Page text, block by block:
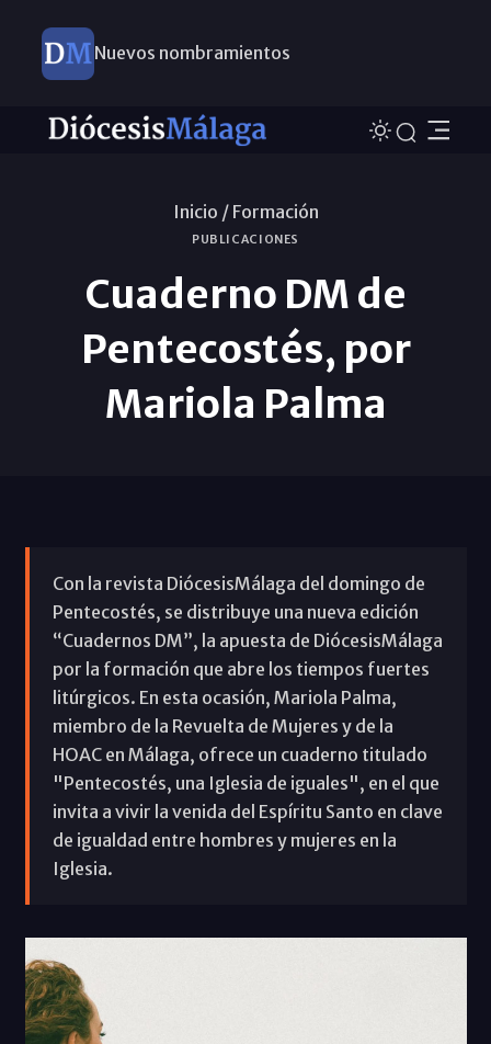
Nuevos nombramientos
Inicio / Formación
PUBLICACIONES
Cuaderno DM de
Pentecostés, por
Mariola Palma
Con la revista DiócesisMálaga del domingo de
Pentecostés, se distribuye una nueva edición
“Cuadernos DM”, la apuesta de DiócesisMálaga
por la formación que abre los tiempos fuertes
litúrgicos. En esta ocasión, Mariola Palma,
miembro de la Revuelta de Mujeres y de la
HOAC en Málaga, ofrece un cuaderno titulado
"Pentecostés, una Iglesia de iguales", en el que
invita a vivir la venida del Espíritu Santo en clave
de igualdad entre hombres y mujeres en la
Iglesia.